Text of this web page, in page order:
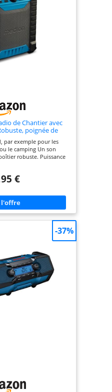
de Chantier avec
poignée de
Protection Contre Les
Radio FM, AUX) Vert
par exemple pour les
le camping Un son
robuste. Puissance
(Bluetooth 5.4, portée
préréglées- IP54 :
Prise AUX-In.
interne Li-Ion de
livraison : MEDION radio
€
-37%